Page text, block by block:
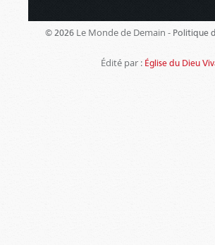
© 2026 Le Monde de Demain - Politique
Édité par : Église du Dieu